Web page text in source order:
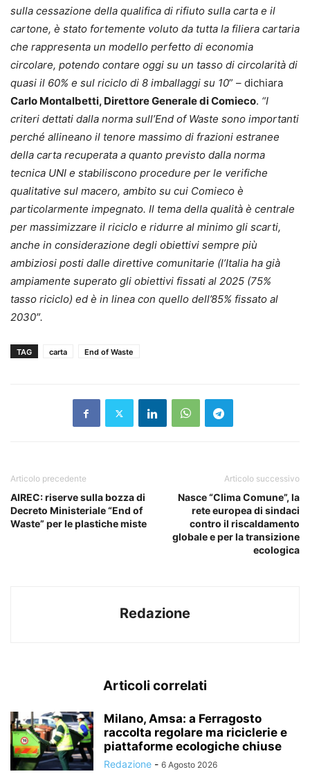
sulla cessazione della qualifica di rifiuto sulla carta e il
cartone, è stato fortemente voluto da tutta la filiera cartaria
che rappresenta un modello perfetto di economia
circolare, potendo contare oggi su un tasso di circolarità di
quasi il 60% e sul riciclo di 8 imballaggi su 10” – dichiara
Carlo Montalbetti, Direttore Generale di Comieco. “I
criteri dettati dalla norma sull’End of Waste sono importanti
perché allineano il tenore massimo di frazioni estranee
della carta recuperata a quanto previsto dalla norma
tecnica UNI e stabiliscono procedure per le verifiche
qualitative sul macero, ambito su cui Comieco è
particolarmente impegnato. Il tema della qualità è centrale
per massimizzare il riciclo e ridurre al minimo gli scarti,
anche in considerazione degli obiettivi sempre più
ambiziosi posti dalle direttive comunitarie (l’Italia ha già
ampiamente superato gli obiettivi fissati al 2025 (75%
tasso riciclo) ed è in linea con quello dell’85% fissato al
2030″.
TAG carta End of Waste
Articolo precedente
AIREC: riserve sulla bozza di
Decreto Ministeriale “End of
Waste” per le plastiche miste
Articolo successivo
Nasce “Clima Comune”, la
rete europea di sindaci
contro il riscaldamento
globale e per la transizione
ecologica
Redazione
Articoli correlati
Milano, Amsa: a Ferragosto
raccolta regolare ma riciclerie e
piattaforme ecologiche chiuse
Redazione - 6 Agosto 2026